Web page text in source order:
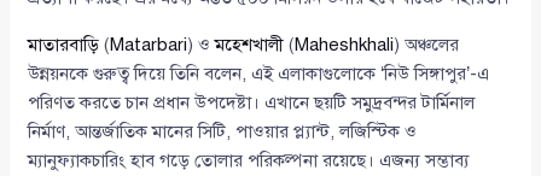
মাতারবাড়ি (Matarbari) ওমহেশখালী (Maheshkhali) অঞ্চলের
উন্নয়নকে গুরুত্ব দিয়ে তিনি বলেন, এই এলাকাগুলোকে ‘নিউ সিঙ্গাপুর’-এ
পরিণত করতে চান প্রধান উপদেষ্টা। এখানে ছয়টি সমুদ্রবন্দর টার্মিনাল
নির্মাণ, আন্তর্জাতিক মানের সিটি, পাওয়ার প্ল্যান্ট, লজিস্টিক ও
ম্যানুফ্যাকচারিং হাব গড়ে তোলার পরিকল্পনা রয়েছে। এজন্য সম্ভাব্য